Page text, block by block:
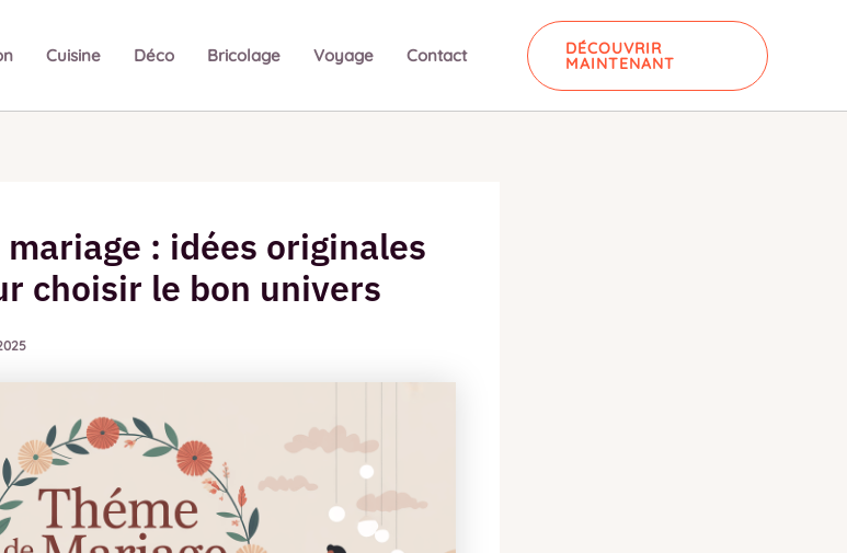
Cuisine Déco Bricolage Voyage Contact DÉCOUVRIR
MAINTENANT
: idées originales
choisir le bon univers